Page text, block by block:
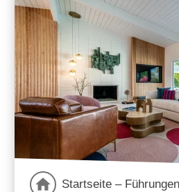
Startseite – Führungen